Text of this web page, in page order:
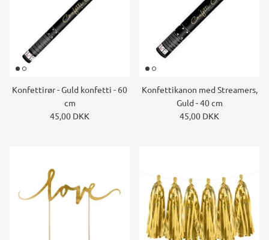
Konfettirør - Guld konfetti - 60
cm
45,00 DKK
Konfettikanon med Streamers,
Guld - 40 cm
45,00 DKK